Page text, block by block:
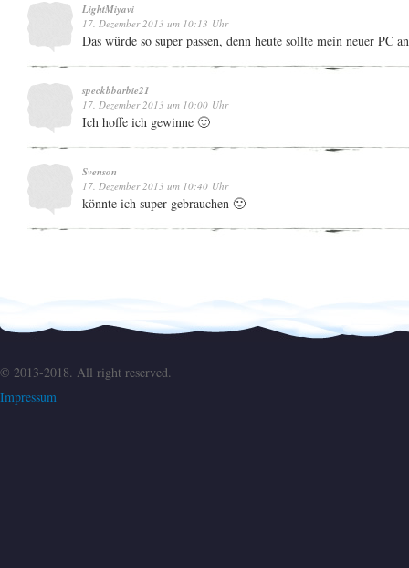
LightMiyavi
17. Dezember 2013 um 10:13 Uhr
Das würde so super passen, denn heute sollte mein neuer PC
speckbbarbie21
17. Dezember 2013 um 10:00 Uhr
Ich hoffe ich gewinne 🙂
Svenson
17. Dezember 2013 um 10:40 Uhr
könnte ich super gebrauchen 🙂
© 2013-2018. All right reserved.
Impressum